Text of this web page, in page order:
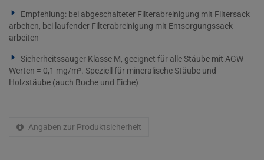
Empfehlung: bei abgeschalteter Filterabreinigung mit Filtersack
arbeiten, bei laufender Filterabreinigung mit Entsorgungssack
arbeiten
Sicherheitssauger Klasse M, geeignet für alle Stäube mit AGW
Werten = 0,1 mg/m³. Speziell für mineralische Stäube und
Holzstäube (auch Buche und Eiche)
Angaben zur Produktsicherheit